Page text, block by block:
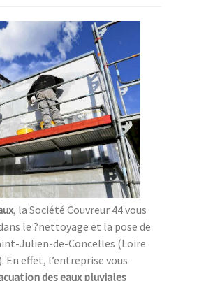
, la Société Couvreur 44 vous
le ?nettoyage et la pose de
Julien-de-Concelles (Loire
En effet, l’entreprise vous
des eaux pluviales